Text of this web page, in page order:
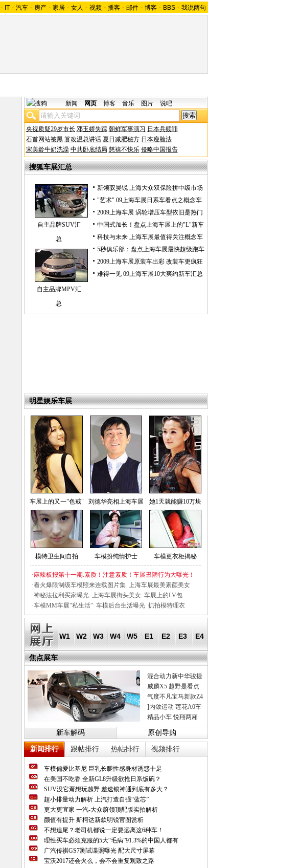
- IT - 汽车 - 房产 - 家居 - 女人 - 视频 - 播客 - 邮件 - 博客 - BBS - 我说两句
新闻 网页 博客 音乐 图片 说吧
央视质疑29岁市长 邓玉娇失踪 朝鲜军事演习 日本兵赎罪
石首网站被黑 篡改温总讲话 夏日减肥秘方 日本瘦脸法
宋美龄牛奶洗澡 中共卧底结局 慈禧不快乐 侵略中国报告
搜狐车展汇总
自主品牌SUV汇
总
自主品牌MPV汇
总
新领驭昊锐 上海大众双保险拼中级市场
"艺术" 09上海车展日系车看点之概念车
2009上海车展 涡轮增压车型依旧是热门
中国式加长！盘点上海车展上的"L"新车
科技与未来 上海车展最值得关注概念车
5秒俱乐部：盘点上海车展最快超级跑车
2009上海车展原装车出彩 改装车更疯狂
难得一见 09上海车展10大爽约新车汇总
明星娱乐车展
车展上的又一"色戒" 刘德华亮相上海车展 她1天就能赚10万块
模特卫生间自拍 车模扮纯情护士 车模更衣柜揭秘
·麻辣板报第十一期:素质！注意素质！车展丑陋行为大曝光！
·看火爆限制级车模照来连载图片集 上海车展最美素颜美女
·神秘法拉利买家曝光 上海车展街头美女 车展上的LV包
·车模MM车展"私生活" 车模后台生活曝光 抓拍模特理衣
W1 W2 W3 W4 W5 E1 E2 E3 E4
焦点展车
混合动力新中华骏捷
威麟X5 越野是看点
气度不凡宝马新款Z4
]内敛运动 莲花A0车
精品小车 悦翔两厢
新车解码 原创导购
新闻排行 跟帖排行 热帖排行 视频排行
车模偏爱比基尼 巨乳长腿性感身材诱惑十足
在美国不吃香 全新GL8升级欲抢日系饭碗？
SUV没它甭想玩越野 差速锁神通到底有多大？
超小排量动力解析 上汽打造自强“蓝芯”
更大更宜家 一汽-大众蔚领顶配版实拍解析
颜值有提升 斯柯达新款明锐官图赏析
不想追尾？老司机都说一定要远离这6种车！
理性买车必须克服的5大“毛病”91.3%的中国人都有
广汽传祺GS7测试谍照曝光 配大尺寸屏幕
宝沃2017还会火么，会不会重复观致之路